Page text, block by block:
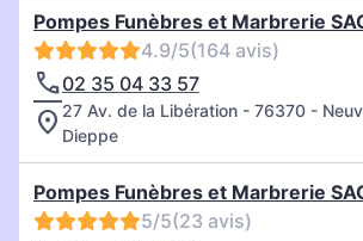
Pompes Funèbres et Marbrerie
4.9/5(164 avis)
02 35 04 33 57
27 Av. de la Libération - 76370 -
Dieppe
Pompes Funèbres et Marbrerie
5/5(23 avis)